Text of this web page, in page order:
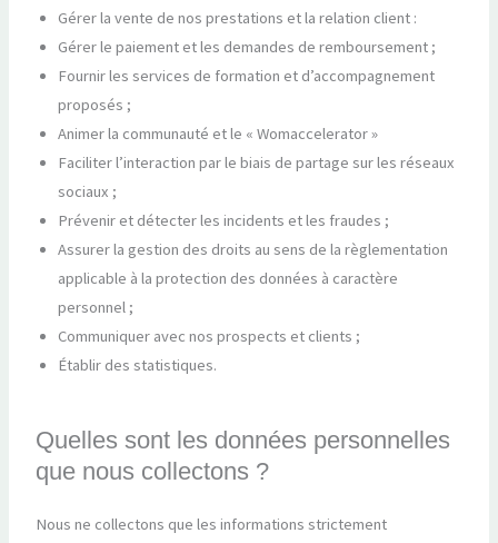
Gérer la vente de nos prestations et la relation client :
Gérer le paiement et les demandes de remboursement ;
Fournir les services de formation et d’accompagnement
proposés ;
Animer la communauté et le « Womaccelerator »
Faciliter l’interaction par le biais de partage sur les réseaux
sociaux ;
Prévenir et détecter les incidents et les fraudes ;
Assurer la gestion des droits au sens de la règlementation
applicable à la protection des données à caractère
personnel ;
Communiquer avec nos prospects et clients ;
Établir des statistiques.
Quelles sont les données personnelles
que nous collectons ?
Nous ne collectons que les informations strictement